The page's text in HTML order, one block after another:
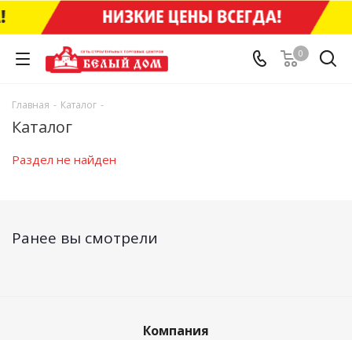
0
Главная - Каталог -
Каталог
Раздел не найден
Ранее вы смотрели
Компания